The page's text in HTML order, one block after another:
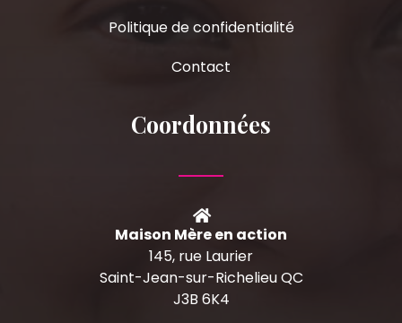
Politique de confidentialité
Contact
Coordonnées
Maison Mère en action
145, rue Laurier
Saint-Jean-sur-Richelieu QC
J3B 6K4